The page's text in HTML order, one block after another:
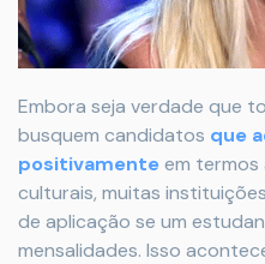
Embora seja verdade que
busquem candidatos que
positivamenteem termos
culturais, muitas
de aplicação se um
mensalidades. Isso